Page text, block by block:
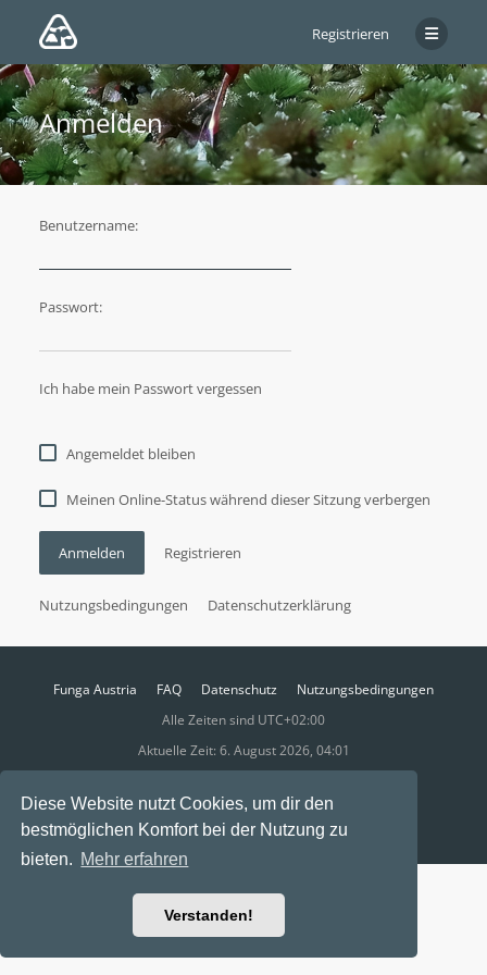
Diese Website nutzt Cookies, um dir den
bestmöglichen Komfort bei der Nutzung zu
bieten. Mehr erfahren
Verstanden!
Registrieren
Anmelden
Benutzername:
Passwort:
Ich habe mein Passwort vergessen
Angemeldet bleiben
Meinen Online-Status während dieser Sitzung verbergen
Anmelden Registrieren
Nutzungsbedingungen Datenschutzerklärung
Funga Austria FAQ Datenschutz
Nutzungsbedingungen
Alle Zeiten sind UTC+02:00
Aktuelle Zeit: 6. August 2026, 04:01
Ravaio Theme byGramziu